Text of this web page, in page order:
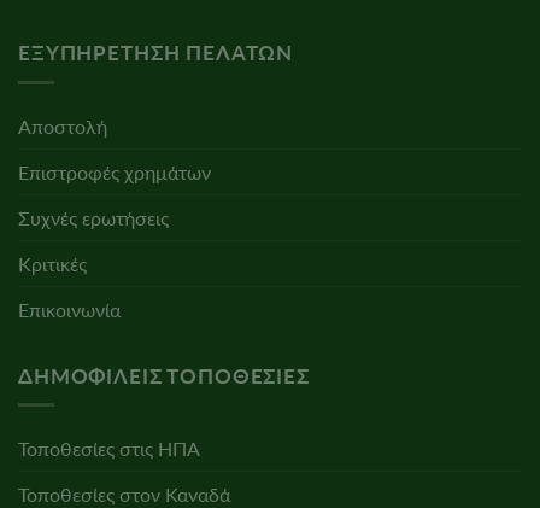
ΕΞΥΠΗΡΈΤΗΣΗ ΠΕΛΑΤΏΝ
Αποστολή
Επιστροφές χρημάτων
Συχνές ερωτήσεις
Κριτικές
Επικοινωνία
ΔΗΜΟΦΙΛΕΊΣ ΤΟΠΟΘΕΣΊΕΣ
Τοποθεσίες στις ΗΠΑ
Τοποθεσίες στον Καναδά